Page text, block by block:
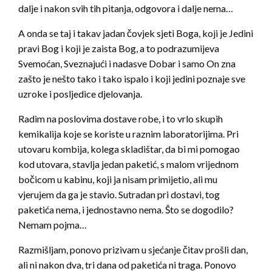
dalje i nakon svih tih pitanja, odgovora i dalje nema…
A onda se taj i takav jadan čovjek sjeti Boga, koji je Jedini
pravi Bog i koji je zaista Bog, a to podrazumijeva
Svemoćan, Sveznajući i nadasve Dobar i samo On zna
zašto je nešto tako i tako ispalo i koji jedini poznaje sve
uzroke i posljedice djelovanja.
Radim na poslovima dostave robe, i to vrlo skupih
kemikalija koje se koriste u raznim laboratorijima. Pri
utovaru kombija, kolega skladištar, da bi mi pomogao
kod utovara, stavlja jedan paketić, s malom vrijednom
bočicom u kabinu, koji ja nisam primijetio, ali mu
vjerujem da ga je stavio. Sutradan pri dostavi, tog
paketića nema, i jednostavno nema. Što se dogodilo?
Nemam pojma…
Razmišljam, ponovo prizivam u sjećanje čitav prošli dan,
ali ni nakon dva, tri dana od paketića ni traga. Ponovo